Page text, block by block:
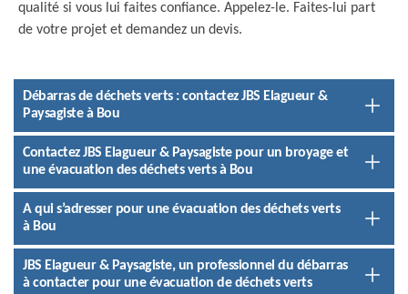
qualité si vous lui faites confiance. Appelez-le. Faites-lui part
de votre projet et demandez un devis.
Débarras de déchets verts : contactez JBS Elagueur &
Paysagiste à Bou
Contactez JBS Elagueur & Paysagiste pour un broyage et
une évacuation des déchets verts à Bou
A qui s’adresser pour une évacuation des déchets verts
à Bou
JBS Elagueur & Paysagiste, un professionnel du débarras
à contacter pour une évacuation de déchets verts